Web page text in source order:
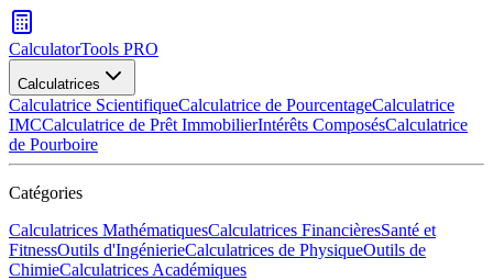
CalculatorTools PRO
Calculatrices
Calculatrice ScientifiqueCalculatrice de PourcentageCalculatrice
IMCCalculatrice de Prêt ImmobilierIntérêts ComposésCalculatrice
de Pourboire
Catégories
Calculatrices MathématiquesCalculatrices FinancièresSanté et
FitnessOutils d'IngénierieCalculatrices de PhysiqueOutils de
ChimieCalculatrices Académiques